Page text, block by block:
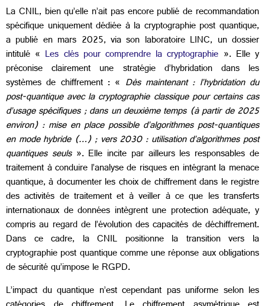
La CNIL, bien qu’elle n’ait pas encore publié de recommandation
spécifique uniquement dédiée à la cryptographie post quantique,
a publié en mars 2025, via son laboratoire LINC, un dossier
intitulé « Les clés pour comprendre la cryptographie ». Elle y
préconise clairement une stratégie d’hybridation dans les
systèmes de chiffrement : « Dès maintenant : l’hybridation du
post-quantique avec la cryptographie classique pour certains cas
d’usage spécifiques ; dans un deuxième temps (à partir de 2025
environ) : mise en place possible d’algorithmes post-quantiques
en mode hybride (…) ; vers 2030 : utilisation d’algorithmes post
quantiques seuls ». Elle incite par ailleurs les responsables de
traitement à conduire l’analyse de risques en intégrant la menace
quantique, à documenter les choix de chiffrement dans le registre
des activités de traitement et à veiller à ce que les transferts
internationaux de données intègrent une protection adéquate, y
compris au regard de l’évolution des capacités de déchiffrement.
Dans ce cadre, la CNIL positionne la transition vers la
cryptographie post quantique comme une réponse aux obligations
de sécurité qu’impose le RGPD.
L’impact du quantique n’est cependant pas uniforme selon les